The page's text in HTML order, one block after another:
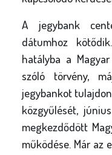
A jegybank
dátumhoz
hatályba a
szóló törvény,
jegybankot
közgyűlését,
megkezdődött
működése. Már az